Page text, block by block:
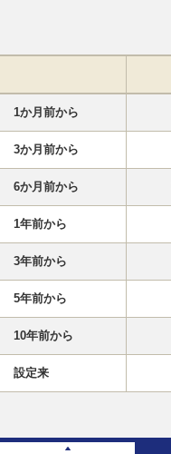
1か月前から
3か月前から
6か月前から
1年前から
3年前から
5年前から
10年前から
設定来